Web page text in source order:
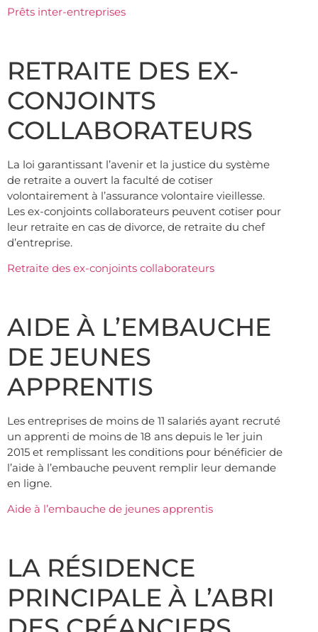
Prêts inter-entreprises
RETRAITE DES EX-
CONJOINTS
COLLABORATEURS
La loi garantissant l’avenir et la justice du système
de retraite a ouvert la faculté de cotiser
volontairement à l’assurance volontaire vieillesse.
Les ex-conjoints collaborateurs peuvent cotiser pour
leur retraite en cas de divorce, de retraite du chef
d’entreprise.
Retraite des ex-conjoints collaborateurs
AIDE À L’EMBAUCHE
DE JEUNES
APPRENTIS
Les entreprises de moins de 11 salariés ayant recruté
un apprenti de moins de 18 ans depuis le 1er juin
2015 et remplissant les conditions pour bénéficier de
l’aide à l’embauche peuvent remplir leur demande
en ligne.
Aide à l’embauche de jeunes apprentis
LA RÉSIDENCE
PRINCIPALE À L’ABRI